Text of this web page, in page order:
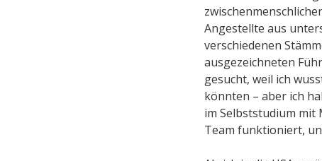
Angestellte aus
verschiedenen
ausgezeichneten
gesucht, weil ich
könnten – aber ich
im Selbststudium
Team funktioniert,